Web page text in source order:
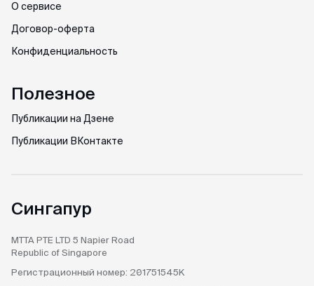
О сервисе
Договор-оферта
Конфиденциальность
Полезное
Публикации на Дзене
Публикации ВКонтакте
Сингапур
MTTA PTE LTD 5 Napier Road
Republic of Singapore
Регистрационный номер: 201751545K